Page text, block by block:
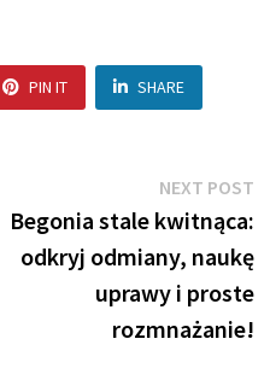
PIN IT SHARE
NEXT POST
Begonia stale kwitnąca:
odkryj odmiany, naukę
uprawy i proste
rozmnażanie!